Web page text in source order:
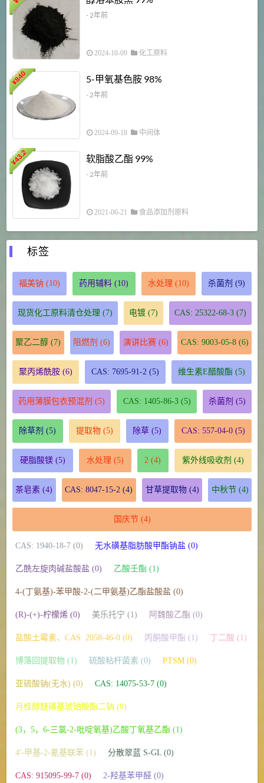
- 2年前
2024-10-09 化工原料
¥
840 5-甲氧基色胺 98%
- 2年前
2024-09-18 中间体
¥
43.2 软脂酸乙酯 99%
- 2年前
2021-06-21 食品添加剂原料
标签
福美钠 (10) 药用辅料 (10) 水处理 (10) 杀菌剂 (9)
现货化工原料清仓处理 (7) 电镀 (7) CAS: 25322-68-3 (7)
聚乙二醇 (7) 阻燃剂 (6) 演讲比赛(6) CAS: 9003-05-8(6)
聚丙烯酰胺(6) CAS: 7695-91-2 (5) 维生素E醋酸酯 (5)
药用薄膜包衣预混剂 (5) CAS: 1405-86-3(5) 杀菌剂 (5)
除草剂 (5) 提取物(5) 除草 (5) CAS: 557-04-0(5)
硬脂酸镁(5) 水处理 (5) 2 (4) 紫外线吸收剂 (4)
茶皂素 (4) CAS: 8047-15-2 (4) 甘草提取物(4) 中秋节(4)
国庆节(4)
CAS: 1940-18-7 (0) 无水磺基脂肪酸甲酯钠盐 (0)
乙酰左旋肉碱盐酸盐 (0) 乙酸壬酯 (1)
4-(丁氨基)-苯甲酸-2-(二甲氨基)乙酯盐酸盐 (0)
(R)-(+)-柠檬烯 (0) 美乐托宁 (1) 阿魏酸乙酯 (0)
盐酸土霉素、CAS: 2058-46-0 (0) 丙酮酸甲酯 (1) 丁二酸 (1)
博落回提取物 (1) 硫酸粘杆菌素 (0) PTSM (0)
亚硫酸钠(无水) (0) CAS: 14075-53-7 (0)
月桂醇醚磺基琥珀酸酯二钠 (0)
(3，5，6-三氯-2-吡啶氧基)乙酸丁氧基乙酯 (1)
4′-甲基-2-氰基联苯 (1) 分散翠蓝 S-GL (0)
CAS: 915095-99-7 (0) 2-羟基苯甲醛 (0)